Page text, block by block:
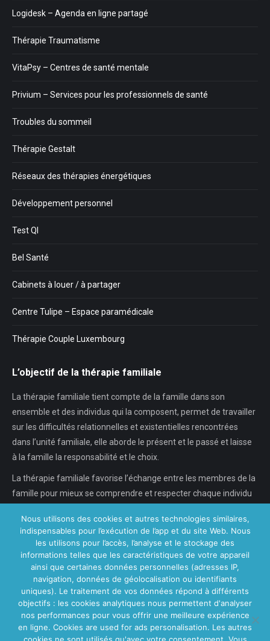
Logidesk – Agenda en ligne partagé
Thérapie Traumatisme
VitaPsy – Centres de santé mentale
Privium – Services pour les professionnels de santé
Troubles du sommeil
Thérapie Gestalt
Réseaux des thérapies énergétiques
Développement personnel
Test QI
Bel Santé
Cabinets à louer / à partager
Centre Tulipe – Espace paramédicale
Thérapie Couple Luxembourg
L’objectif de la thérapie familiale
La thérapie familiale tient compte de la famille dans son
ensemble et des individus qui la composent, permet de travailler
sur les difficultés relationnelles et existentielles rencontrées
dans l’unité familiale, elle aborde le présent et le passé et laisse
à la famille la responsabilité et le choix.
La thérapie familiale favorise l’échange entre les membres de la
famille pour mieux se comprendre et respecter chaque individu
En savoir plus...
Nos Centres
Centre VitaPsy Bruxelles
Nous utilisons des cookies et autres technologies similaires,
indispensables pour l’exécution de l’app et du site Web. Nous
les utilisons pour l’accès, l’analyse et le stockage des
informations telles que les caractéristiques de votre appareil
ainsi que certaines données personnelles (adresses IP,
navigation, données de géolocalisation ou identifiants
uniques). Le traitement de vos données répond à différents
objectifs : les cookies analytiques nous permettent d'analyser
nos performances pour vous offrir une meilleure expérience
en ligne. Cookies are used for ads personalisation. Les autres